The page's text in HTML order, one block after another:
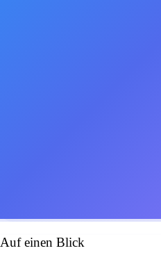
Auf einen Blick